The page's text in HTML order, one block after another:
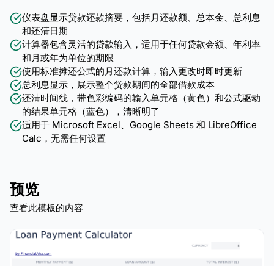
仪表盘显示贷款还款摘要，包括月还款额、总本金、总利息
和还清日期
计算器包含灵活的贷款输入，适用于任何贷款金额、年利率
和月或年为单位的期限
使用标准摊还公式的月还款计算，输入更改时即时更新
总利息显示，展示整个贷款期间的全部借款成本
还清时间线，带色彩编码的输入单元格（黄色）和公式驱动
的结果单元格（蓝色），清晰明了
适用于 Microsoft Excel、Google Sheets 和 LibreOffice
Calc，无需任何设置
预览
查看此模板的内容